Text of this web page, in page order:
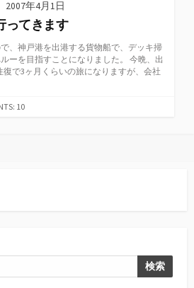
2007年4月1日
ってきます
、神戸港を出港する貨物船で、デッキ掃
ーを目指すことになりました。 今晩、出
3ヶ月くらいの旅になりますが、会社
10
検索